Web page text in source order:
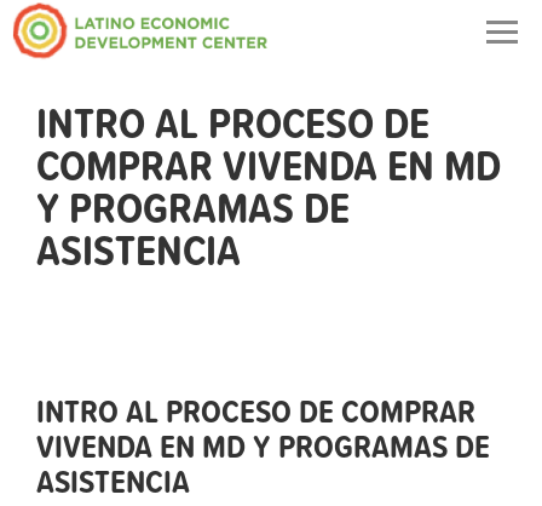
INTRO AL PROCESO DE
COMPRAR VIVENDA EN MD
Y PROGRAMAS DE
ASISTENCIA
INTRO AL PROCESO DE COMPRAR
VIVENDA EN MD Y PROGRAMAS DE
ASISTENCIA